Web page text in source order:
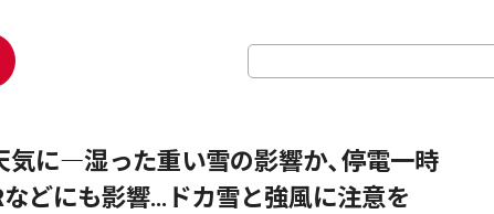
気に―湿った重い雪の影響か、停電一時
どにも影響…ドカ雪と強風に注意を